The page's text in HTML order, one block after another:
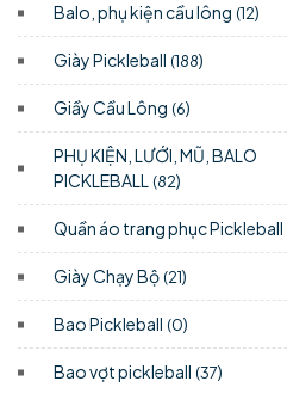
Balo, phụ kiện cầu lông (12)
Giày Pickleball (188)
Giầy Cầu Lông (6)
PHỤ KIỆN, LƯỚI, MŨ, BALO
PICKLEBALL (82)
Quần áo trang phục Pickleball
Giày Chạy Bộ (21)
Bao Pickleball (0)
Bao vợt pickleball (37)